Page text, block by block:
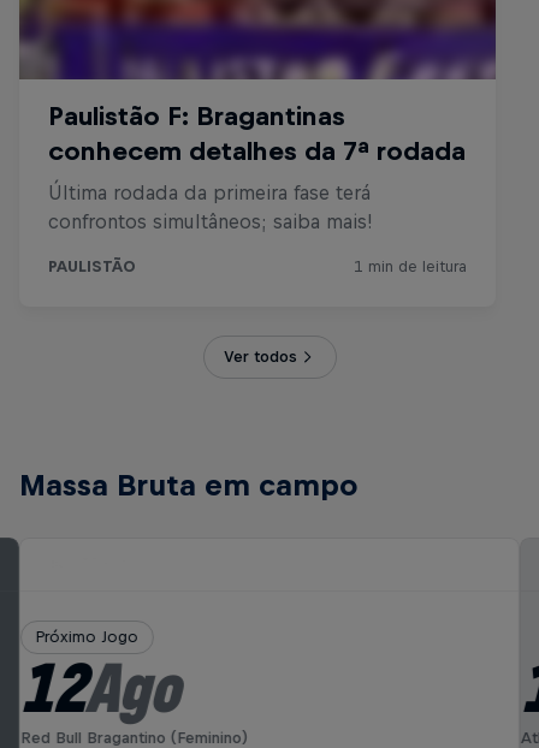
Ver todos
Massa Bruta em campo
Próximo Jogo
12Ago
Red Bull Bragantino (Feminino)